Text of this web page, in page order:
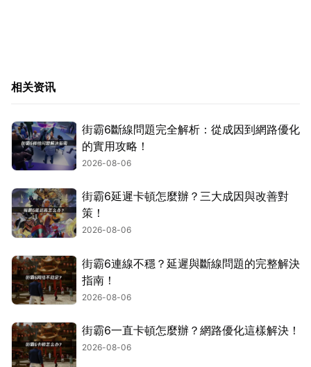
相关资讯
街霸6斷線問題完全解析：從成因到網路優化
的實用攻略！
2026-08-06
街霸6延遲卡頓怎麼辦？三大成因與改善對
策！
2026-08-06
街霸6連線不穩？延遲與斷線問題的完整解決
指南！
2026-08-06
街霸6一直卡頓怎麼辦？網路優化這樣解決！
2026-08-06